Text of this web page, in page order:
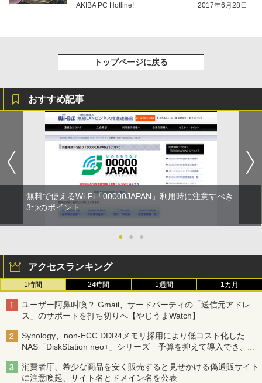
AKIBA PC Hotline! 2017年6月28日
トップページに戻る
おすすめ記事
無料で使えるWi-Fi「00000JAPAN」利用時に注意すべき
3つのポイント
● ● ●
アクセスランキング
1時間 24時間 1週間 1カ月
ユーザー阿鼻叫喚？ Gmail、サードパーティの「送信元アドレ
ス」のサポートを打ち切りへ【やじうまWatch】
Synology、non-ECC DDR4メモリ採用により低コスト化した
NAS「DiskStation neo+」シリーズ 予算を抑えて導入でき、
ECCメモリへのアップグレードも可能
消費者庁、希少な商品を安く販売すると見せかける偽通販サイト
に注意喚起、サイト名とドメイン名を公表